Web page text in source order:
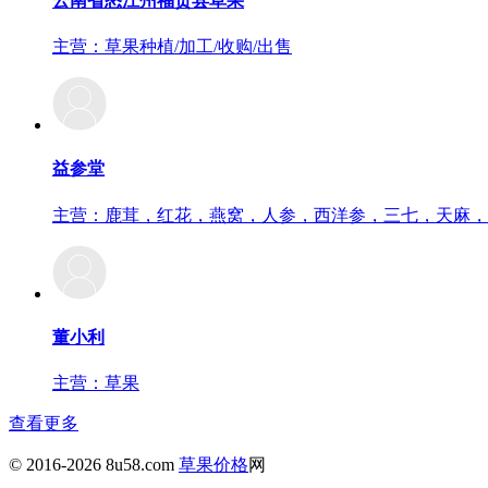
主营：草果种植/加工/收购/出售
益参堂
主营：鹿茸，红花，燕窝，人参，西洋参，三七，天麻
董小利
主营：草果
查看更多
© 2016-2026 8u58.com 草果价格网